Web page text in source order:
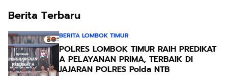
Berita Terbaru
BERITA LOMBOK TIMUR
POLRES LOMBOK TIMUR RAIH PREDIKAT
A PELAYANAN PRIMA, TERBAIK DI
JAJARAN POLRES Polda NTB